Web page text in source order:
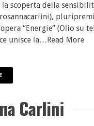
scoperta della
“Energie” (Olio su
unisce la…Read More
Carlini